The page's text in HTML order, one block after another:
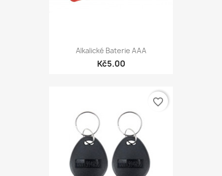
Alkalické Baterie AAA
Kč5.00
favorite_border